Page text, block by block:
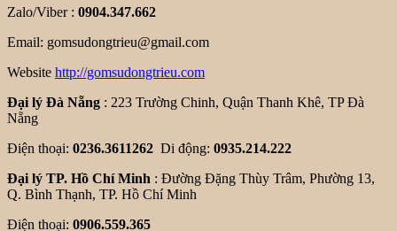
Zalo/Viber : 0904.347.662
Email: gomsudongtrieu@gmail.com
Website http://gomsudongtrieu.com
Đại lý Đà Nẵng : 223 Trường Chinh, Quận Thanh Khê, TP Đà
Nẵng
Điện thoại: 0236.3611262 Di động: 0935.214.222
Đại lý TP. Hồ Chí Minh : Đường Đặng Thùy Trâm, Phường 13,
Q. Bình Thạnh, TP. Hồ Chí Minh
Điện thoại: 0906.559.365